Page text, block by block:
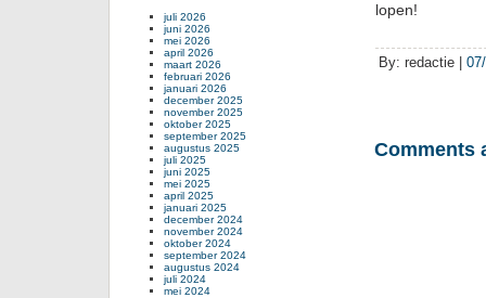
lopen!
By: redactie |
Comments
juli 2026
juni 2026
mei 2026
april 2026
maart 2026
februari 2026
januari 2026
december 2025
november 2025
oktober 2025
september 2025
augustus 2025
juli 2025
juni 2025
mei 2025
april 2025
januari 2025
december 2024
november 2024
oktober 2024
september 2024
augustus 2024
juli 2024
mei 2024